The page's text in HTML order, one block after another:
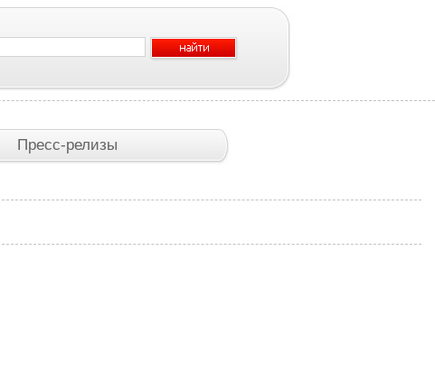
Пресс-релизы